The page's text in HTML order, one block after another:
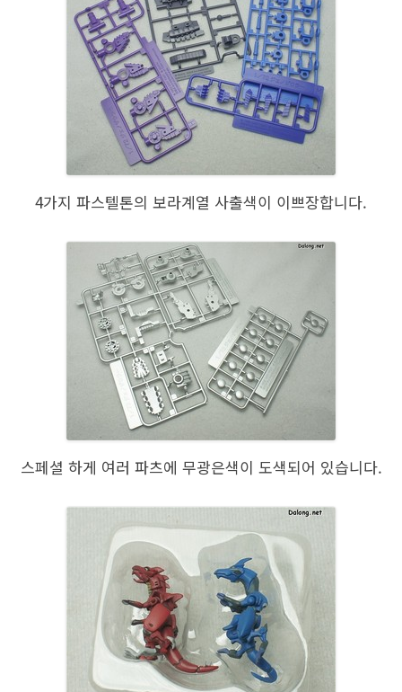
4가지 파스텔톤의 보라계열 사출색이 이쁘장합니다.
스페셜 하게 여러 파츠에 무광은색이 도색되어 있습니다.